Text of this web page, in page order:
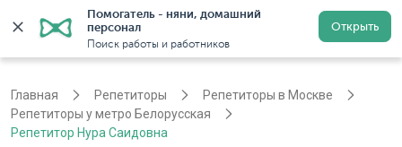
Помогатель - няни, домашний
персонал
Поиск работы и работников
Открыть
Регистрация
Главная Репетиторы
Репетиторы в Москве
Репетиторы у метро Белорусская
Репетитор Нура Саидовна